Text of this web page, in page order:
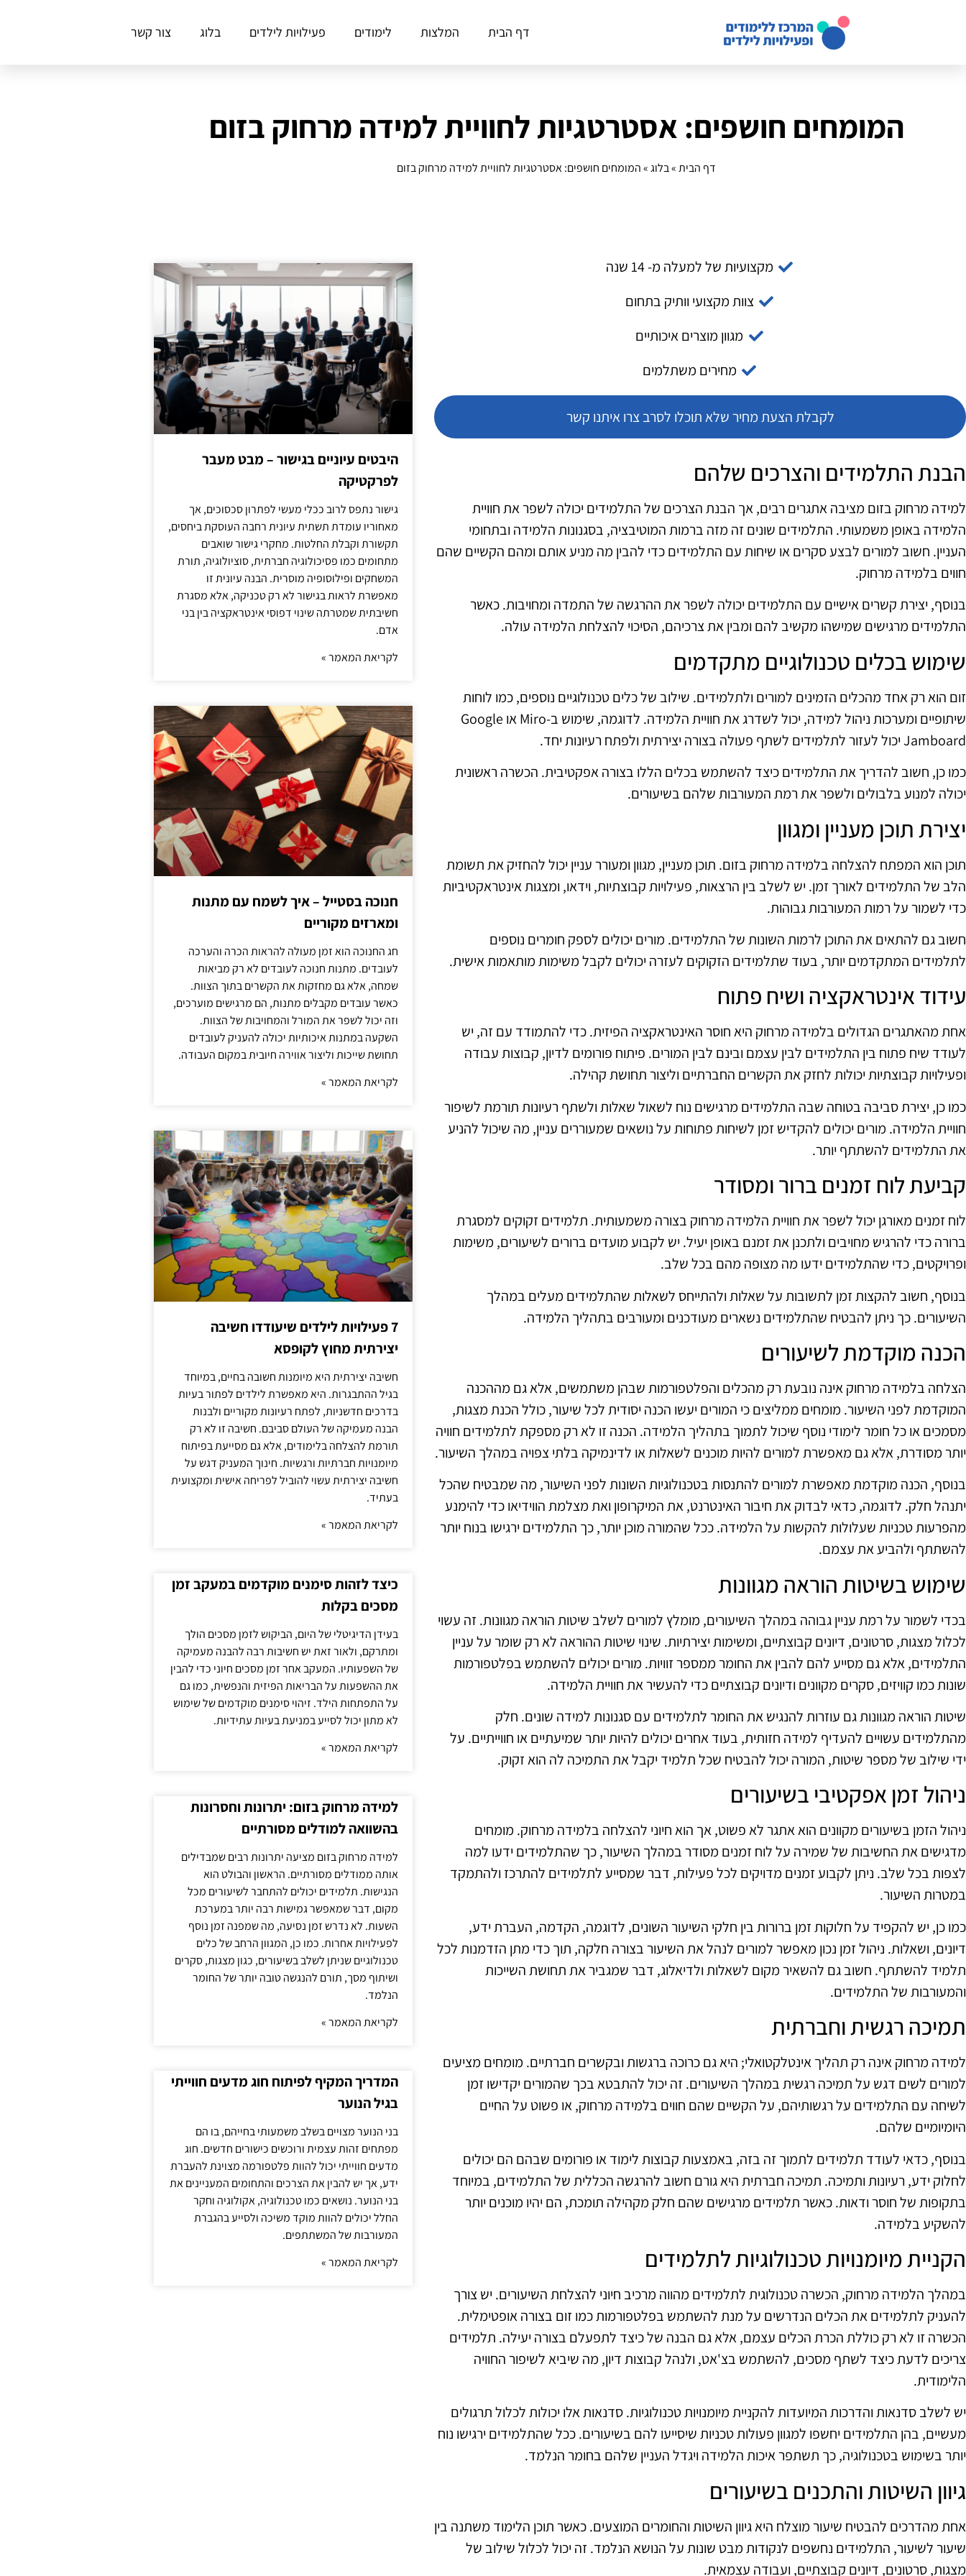
דף הבית המלצות לימודים פעילויות לילדים בלוג צור קשר
המומחים חושפים: אסטרטגיות לחוויית למידה מרחוק בזום
דף הבית»בלוג»המומחים חושפים: אסטרטגיות לחוויית למידה מרחוק בזום
מקצועיות של למעלה מ- 14 שנה
צוות מקצועי וותיק בתחום
מגוון מוצרים איכותיים
מחירים משתלמים
לקבלת הצעת מחיר שלא תוכלו לסרב צרו איתנו קשר
הבנת התלמידים והצרכים שלהם
למידה מרחוק בזום מציבה אתגרים רבים, אך הבנת הצרכים של התלמידים יכולה לשפר את חוויית
הלמידה באופן משמעותי. התלמידים שונים זה מזה ברמות המוטיבציה, בסגנונות הלמידה ובתחומי
העניין. חשוב למורים לבצע סקרים או שיחות עם התלמידים כדי להבין מה מניע אותם ומהם הקשיים שהם
חווים בלמידה מרחוק.
בנוסף, יצירת קשרים אישיים עם התלמידים יכולה לשפר את ההרגשה של התמדה ומחויבות. כאשר
התלמידים מרגישים שמישהו מקשיב להם ומבין את צרכיהם, הסיכוי להצלחת הלמידה עולה.
שימוש בכלים טכנולוגיים מתקדמים
זום הוא רק אחד מהכלים הזמינים למורים ולתלמידים. שילוב של כלים טכנולוגיים נוספים, כמו לוחות
שיתופיים ומערכות ניהול למידה, יכול לשדרג את חוויית הלמידה. לדוגמה, שימוש ב-Miro או Google
Jamboard יכול לעזור לתלמידים לשתף פעולה בצורה יצירתית ולפתח רעיונות יחד.
כמו כן, חשוב להדריך את התלמידים כיצד להשתמש בכלים הללו בצורה אפקטיבית. הכשרה ראשונית
יכולה למנוע בלבולים ולשפר את רמת המעורבות שלהם בשיעורים.
יצירת תוכן מעניין ומגוון
תוכן הוא המפתח להצלחה בלמידה מרחוק בזום. תוכן מעניין, מגוון ומעורר עניין יכול להחזיק את תשומת
הלב של התלמידים לאורך זמן. יש לשלב בין הרצאות, פעילויות קבוצתיות, וידאו, ומצגות אינטראקטיביות
כדי לשמור על רמות המעורבות גבוהות.
חשוב גם להתאים את התוכן לרמות השונות של התלמידים. מורים יכולים לספק חומרים נוספים
לתלמידים המתקדמים יותר, בעוד שתלמידים הזקוקים לעזרה יכולים לקבל משימות מותאמות אישית.
עידוד אינטראקציה ושיח פתוח
אחת מהאתגרים הגדולים בלמידה מרחוק היא חוסר האינטראקציה הפיזית. כדי להתמודד עם זה, יש
לעודד שיח פתוח בין התלמידים לבין עצמם ובינם לבין המורים. פיתוח פורומים לדיון, קבוצות עבודה
ופעילויות קבוצתיות יכולות לחזק את הקשרים החברתיים וליצור תחושת קהילה.
כמו כן, יצירת סביבה בטוחה שבה התלמידים מרגישים נוח לשאול שאלות ולשתף רעיונות תורמת לשיפור
חוויית הלמידה. מורים יכולים להקדיש זמן לשיחות פתוחות על נושאים שמעוררים עניין, מה שיכול להניע
את התלמידים להשתתף יותר.
קביעת לוח זמנים ברור ומסודר
לוח זמנים מאורגן יכול לשפר את חוויית הלמידה מרחוק בצורה משמעותית. תלמידים זקוקים למסגרת
ברורה כדי להרגיש מחויבים ולתכנן את זמנם באופן יעיל. יש לקבוע מועדים ברורים לשיעורים, משימות
ופרויקטים, כדי שהתלמידים ידעו מה מצופה מהם בכל שלב.
בנוסף, חשוב להקצות זמן לתשובות על שאלות ולהתייחס לשאלות שהתלמידים מעלים במהלך
השיעורים. כך ניתן להבטיח שהתלמידים נשארים מעודכנים ומעורבים בתהליך הלמידה.
הכנה מוקדמת לשיעורים
הצלחה בלמידה מרחוק אינה נובעת רק מהכלים והפלטפורמות שבהן משתמשים, אלא גם מההכנה
המוקדמת לפני השיעור. מומחים ממליצים כי המורים יעשו הכנה יסודית לכל שיעור, כולל הכנת מצגות,
מסמכים או כל חומר לימודי נוסף שיכול לתמוך בתהליך הלמידה. הכנה זו לא רק מספקת לתלמידים חוויה
יותר מסודרת, אלא גם מאפשרת למורים להיות מוכנים לשאלות או לדינמיקה בלתי צפויה במהלך השיעור.
בנוסף, הכנה מוקדמת מאפשרת למורים להתנסות בטכנולוגיות השונות לפני השיעור, מה שמבטיח שהכל
יתנהל חלק. לדוגמה, כדאי לבדוק את חיבור האינטרנט, את המיקרופון ואת מצלמת הווידיאו כדי להימנע
מהפרעות טכניות שעלולות להקשות על הלמידה. ככל שהמורה מוכן יותר, כך התלמידים ירגישו בנוח יותר
להשתתף ולהביע את עצמם.
שימוש בשיטות הוראה מגוונות
בכדי לשמור על רמת עניין גבוהה במהלך השיעורים, מומלץ למורים לשלב שיטות הוראה מגוונות. זה עשוי
לכלול מצגות, סרטונים, דיונים קבוצתיים, ומשימות יצירתיות. שינוי שיטות ההוראה לא רק שומר על עניין
התלמידים, אלא גם מסייע להם להבין את החומר ממספר זוויות. מורים יכולים להשתמש בפלטפורמות
שונות כמו קוויזים, סקרים מקוונים ודיונים קבוצתיים כדי להעשיר את חוויית הלמידה.
שיטות הוראה מגוונות גם עוזרות להנגיש את החומר לתלמידים עם סגנונות למידה שונים. חלק
מהתלמידים עשויים להעדיף למידה חזותית, בעוד אחרים יכולים להיות יותר שמיעתיים או חווייתיים. על
ידי שילוב של מספר שיטות, המורה יכול להבטיח שכל תלמיד יקבל את התמיכה לה הוא זקוק.
ניהול זמן אפקטיבי בשיעורים
ניהול הזמן בשיעורים מקוונים הוא אתגר לא פשוט, אך הוא חיוני להצלחה בלמידה מרחוק. מומחים
מדגישים את החשיבות של שמירה על לוח זמנים מסודר במהלך השיעור, כך שהתלמידים ידעו למה
לצפות בכל שלב. ניתן לקבוע זמנים מדויקים לכל פעילות, דבר שמסייע לתלמידים להתרכז ולהתמקד
במטרות השיעור.
כמו כן, יש להקפיד על חלוקות זמן ברורות בין חלקי השיעור השונים, לדוגמה, הקדמה, העברת ידע,
דיונים, ושאלות. ניהול זמן נכון מאפשר למורים לנהל את השיעור בצורה חלקה, תוך כדי מתן הזדמנות לכל
תלמיד להשתתף. חשוב גם להשאיר מקום לשאלות ולדיאלוג, דבר שמגביר את תחושת השייכות
והמעורבות של התלמידים.
תמיכה רגשית וחברתית
למידה מרחוק אינה רק תהליך אינטלקטואלי; היא גם כרוכה ברגשות ובקשרים חברתיים. מומחים מציעים
למורים לשים דגש על תמיכה רגשית במהלך השיעורים. זה יכול להתבטא בכך שהמורים יקדישו זמן
לשיחה עם התלמידים על רגשותיהם, על הקשיים שהם חווים בלמידה מרחוק, או פשוט על החיים
היומיומיים שלהם.
בנוסף, כדאי לעודד תלמידים לתמוך זה בזה, באמצעות קבוצות לימוד או פורומים שבהם הם יכולים
לחלוק ידע, רעיונות ותמיכה. תמיכה חברתית היא גורם חשוב להרגשה הכללית של התלמידים, במיוחד
בתקופות של חוסר ודאות. כאשר תלמידים מרגישים שהם חלק מקהילה תומכת, הם יהיו מוכנים יותר
להשקיע בלמידה.
הקניית מיומנויות טכנולוגיות לתלמידים
במהלך הלמידה מרחוק, הכשרה טכנולוגית לתלמידים מהווה מרכיב חיוני להצלחת השיעורים. יש צורך
להעניק לתלמידים את הכלים הנדרשים על מנת להשתמש בפלטפורמות כמו זום בצורה אופטימלית.
הכשרה זו לא רק כוללת הכרת הכלים עצמם, אלא גם הבנה של כיצד לתפעלם בצורה יעילה. תלמידים
צריכים לדעת כיצד לשתף מסכים, להשתמש בצ'אט, ולנהל קבוצות דיון, מה שיביא לשיפור החוויה
הלימודית.
יש לשלב סדנאות והדרכות המיועדות להקניית מיומנויות טכנולוגיות. סדנאות אלו יכולות לכלול תרגולים
מעשיים, בהן התלמידים יחשפו למגוון פעולות טכניות שיסייעו להם בשיעורים. ככל שהתלמידים ירגישו נוח
יותר בשימוש בטכנולוגיה, כך תשתפר איכות הלמידה ויגדל העניין שלהם בחומר הנלמד.
גיוון השיטות והתכנים בשיעורים
אחת מהדרכים להבטיח שיעור מוצלח היא גיוון השיטות והחומרים המוצעים. כאשר תוכן הלימוד משתנה בין
שיעור לשיעור, התלמידים נחשפים לנקודות מבט שונות על הנושא הנלמד. זה יכול לכלול שילוב של
מצגות, סרטונים, דיונים קבוצתיים, ועבודה עצמאית.
היבטים עיוניים בגישור – מבט מעבר
לפרקטיקה
גישור נתפס לרוב ככלי מעשי לפתרון סכסוכים, אך
מאחוריו עומדת תשתית עיונית רחבה העוסקת ביחסים,
תקשורת וקבלת החלטות. מחקרי גישור שואבים
מתחומים כמו פסיכולוגיה חברתית, סוציולוגיה, תורת
המשחקים ופילוסופיה מוסרית. הבנה עיונית זו
מאפשרת לראות בגישור לא רק טכניקה, אלא מסגרת
חשיבתית שמטרתה שינוי דפוסי אינטראקציה בין בני
אדם.
לקריאת המאמר »
חנוכה בסטייל – איך לשמח עם מתנות
ומארזים מקוריים
חג החנוכה הוא זמן מעולה להראות הכרה והערכה
לעובדים. מתנות חנוכה לעובדים לא רק מביאות
שמחה, אלא גם מחזקות את הקשרים בתוך הצוות.
כאשר עובדים מקבלים מתנות, הם מרגישים מוערכים,
וזה יכול לשפר את המורל והמחויבות של הצוות.
השקעה במתנות איכותיות יכולה להעניק לעובדים
תחושת שייכות וליצור אווירה חיובית במקום העבודה.
לקריאת המאמר »
7 פעילויות לילדים שיעודדו חשיבה
יצירתית מחוץ לקופסא
חשיבה יצירתית היא מיומנות חשובה בחיים, במיוחד
בגיל ההתבגרות. היא מאפשרת לילדים לפתור בעיות
בדרכים חדשניות, לפתח רעיונות מקוריים ולבנות
הבנה מעמיקה של העולם סביבם. חשיבה זו לא רק
תורמת להצלחה בלימודים, אלא גם מסייעת בפיתוח
מיומנויות חברתיות ורגשיות. חינוך המעניק דגש על
חשיבה יצירתית עשוי להוביל לפריחה אישית ומקצועית
בעתיד.
לקריאת המאמר »
כיצד לזהות סימנים מוקדמים במעקב זמן
מסכים בקלות
בעידן הדיגיטלי של היום, הביקוש לזמן מסכים הולך
ומתרקם, ולאור זאת יש חשיבות רבה להבנה מעמיקה
של השפעותיו. המעקב אחר זמן מסכים חיוני כדי להבין
את ההשפעות על הבריאות הפיזית והנפשית, כמו גם
על התפתחות הילד. זיהוי סימנים מוקדמים של שימוש
לא מתון יכול לסייע במניעת בעיות עתידיות.
לקריאת המאמר »
למידה מרחוק בזום: יתרונות וחסרונות
בהשוואה למודלים מסורתיים
למידה מרחוק בזום מציעה יתרונות רבים שמבדילים
אותה ממודלים מסורתיים. הראשון והבולט הוא
הנגישות. תלמידים יכולים להתחבר לשיעורים מכל
מקום, דבר שמאפשר גמישות רבה יותר במערכת
השעות. לא נדרש זמן נסיעה, מה שמפנה זמן נוסף
לפעילויות אחרות. כמו כן, המגוון הרחב של כלים
טכנולוגיים שניתן לשלב בשיעורים, כגון מצגות, סקרים
ושיתוף מסך, תורם להנגשה טובה יותר של החומר
הנלמד.
לקריאת המאמר »
המדריך המקיף לפיתוח חוג מדעים חווייתי
בגיל הנוער
בני הנוער מצויים בשלב משמעותי בחייהם, בו הם
מפתחים זהות עצמית ורוכשים כישורים חדשים. חוג
מדעים חווייתי יכול להוות פלטפורמה מצוינת להעברת
ידע, אך יש להבין את הצרכים והתחומים המעניינים את
בני הנוער. נושאים כמו טכנולוגיה, אקולוגיה וחקר
החלל יכולים להוות מוקד משיכה ולסייע בהגברת
המעורבות של המשתתפים.
לקריאת המאמר »